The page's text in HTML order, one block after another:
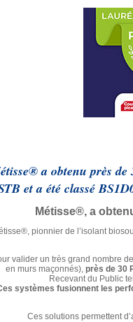
a obtenu près de
et a été classé
Métisse®, a
pionnier de l’isolant
valider un très grand nombre
en murs maçonnés), près de 30
Recevant du Public
systèmes fusionnent les
Ces solutions permettent